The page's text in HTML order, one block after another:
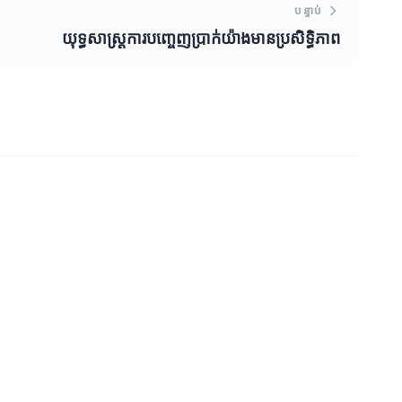
បន្ទាប់
យុទ្ធសាស្ត្រការបញ្ចេញប្រាក់យ៉ាងមានប្រសិទ្ធិភាព